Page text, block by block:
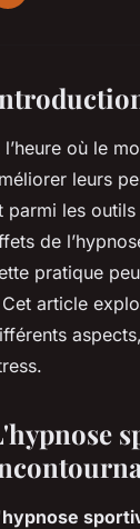
l’heure où le
leurs
parmi les outils
de l’
pratique
article
.
hypnose